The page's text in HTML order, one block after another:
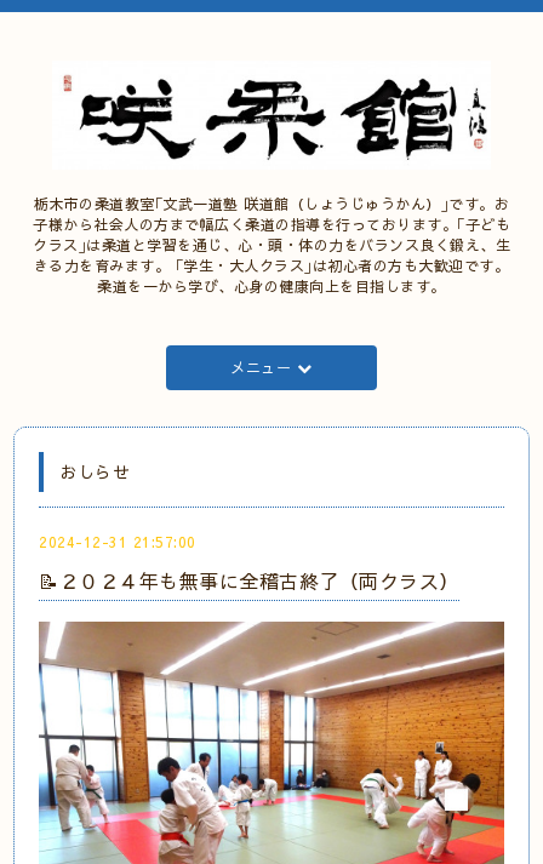
栃木市の柔道教室｢文武一道塾 咲道館（しょうじゅうかん）｣です。お
子様から社会人の方まで幅広く柔道の指導を行っております。｢子ども
クラス｣は柔道と学習を通じ、心・頭・体の力をバランス良く鍛え、生
きる力を育みます。 ｢学生・大人クラス｣は初心者の方も大歓迎です。
柔道を一から学び、心身の健康向上を目指します。
メニュー
おしらせ
2024-12-31 21:57:00
📝２０２４年も無事に全稽古終了（両クラス）